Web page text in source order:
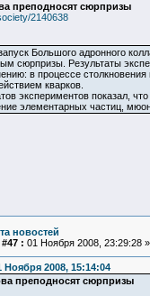
преподносят сюрпризы
2140638
Большого адронного
сюрпризы. Результаты
в процессе
кварков.
экспериментов показал,
элементарных частиц,
новостей
: 01 Ноября 2008, 23:29:28 »
Ноября 2008, 15:14:04
преподносят сюрпризы